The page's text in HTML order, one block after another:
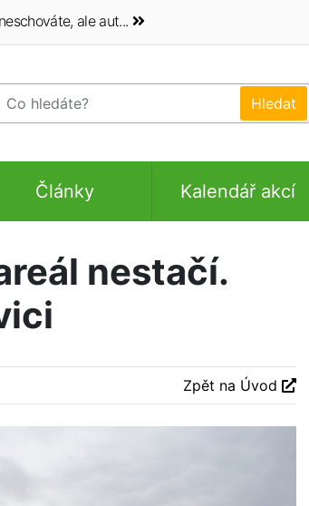
ale aut...
Články Kalendář akcí
nestačí.
Zpět na Úvod